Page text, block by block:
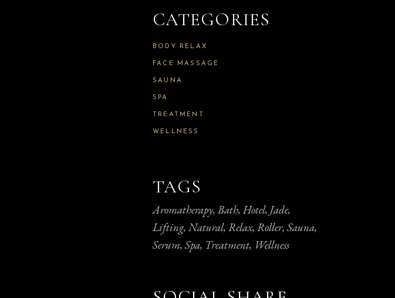
CATEGORIES
BODY RELAX
FACE MASSAGE
SAUNA
SPA
TREATMENT
WELLNESS
TAGS
Aromatherapy Bath Hotel Jade
Lifting Natural Relax Roller Sauna
Serum Spa Treatment Wellness